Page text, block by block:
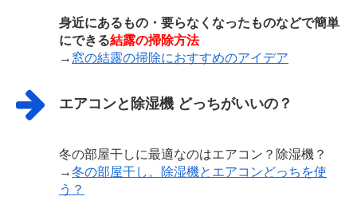
身近にあるもの・要らなくなったものなどで簡単
にできる結露の掃除方法
→ 窓の結露の掃除におすすめのアイデア
エアコンと除湿機 どっちがいいの？
冬の部屋干しに最適なのはエアコン？除湿機？
→冬の部屋干し。除湿機とエアコンどっちを使
う？